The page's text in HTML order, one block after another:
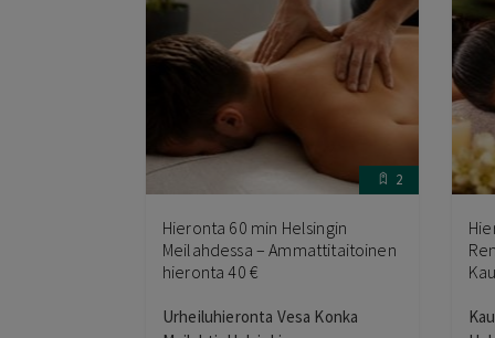
2
Hieronta 60 min Helsingin
Meilahdessa – Ammattitaitoinen
hieronta 40 €
Urheiluhieronta Vesa Konka